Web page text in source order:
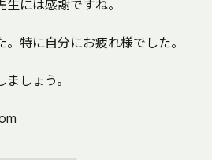
には感謝ですね。
特に自分にお疲れ様でした。
しょう。